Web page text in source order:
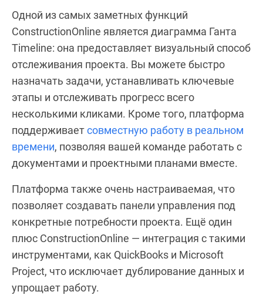
Одной из самых заметных функций
ConstructionOnline является диаграмма Ганта
Timeline: она предоставляет визуальный способ
отслеживания проекта. Вы можете быстро
назначать задачи, устанавливать ключевые
этапы и отслеживать прогресс всего
несколькими кликами. Кроме того, платформа
поддерживаетсовместную работу в реальном
времени, позволяя вашей команде работать с
документами и проектными планами вместе.
Платформа также очень настраиваемая, что
позволяет создавать панели управления под
конкретные потребности проекта. Ещё один
плюс ConstructionOnline — интеграция с такими
инструментами, как QuickBooks и Microsoft
Project, что исключает дублирование данных и
упрощает работу.